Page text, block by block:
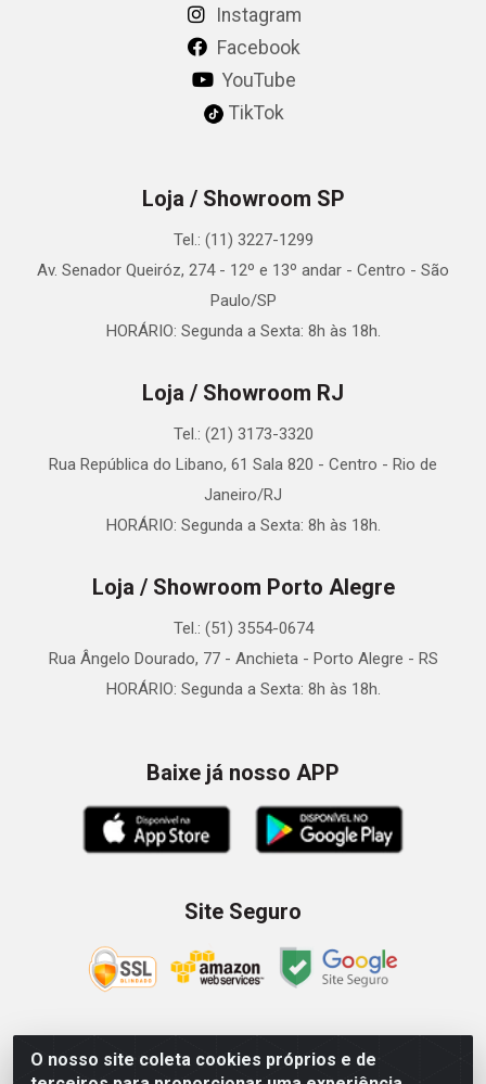
O nosso site coleta cookies próprios e de
Instagram
Facebook
YouTube
TikTok
Loja / Showroom SP
Tel.: (11) 3227-1299
Av. Senador Queiróz, 274 - 12º e 13º andar - Centro - São
Paulo/SP
HORÁRIO: Segunda a Sexta: 8h às 18h.
Loja / Showroom RJ
Tel.: (21) 3173-3320
Rua República do Libano, 61 Sala 820 - Centro - Rio de
Janeiro/RJ
HORÁRIO: Segunda a Sexta: 8h às 18h.
Loja / Showroom Porto Alegre
Tel.: (51) 3554-0674
Rua Ângelo Dourado, 77 - Anchieta - Porto Alegre - RS
HORÁRIO: Segunda a Sexta: 8h às 18h.
Baixe já nosso APP
Site Seguro
Zein Importação e Comércio LTDA - Av. Senador Queiróz, 274